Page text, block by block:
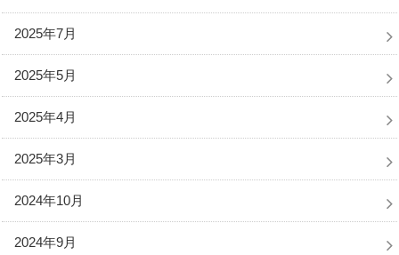
2025年7月
2025年5月
2025年4月
2025年3月
2024年10月
2024年9月